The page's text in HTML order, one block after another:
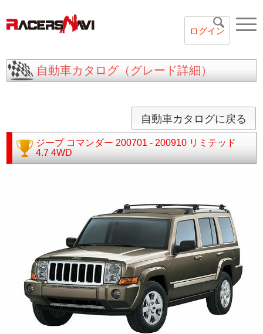
ログイン
自動車カタログ（グレード詳細）
自動車カタログに戻る
ジープ コマンダー 200701 - 200910 リミテッド
4.7 4WD